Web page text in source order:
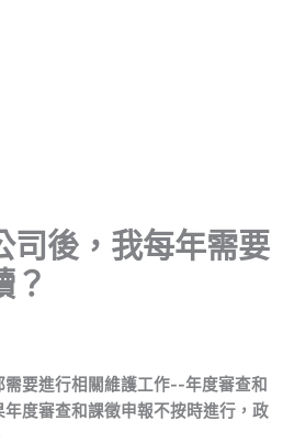
司後，我每年需要
？
要進行相關維護工作--年度審查和
度審查和課徵申報不按時進行，政